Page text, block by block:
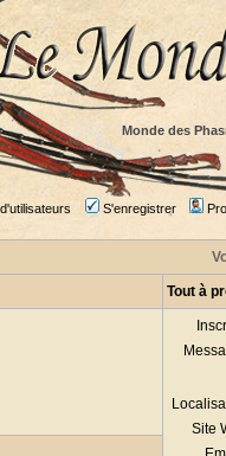
Monde des
S'enregistrer
Tout à
Site